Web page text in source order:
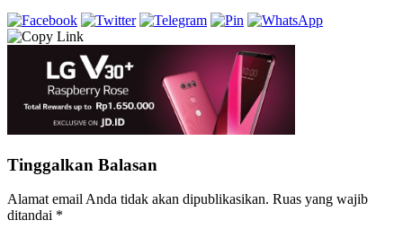
Tinggalkan Balasan
Alamat email Anda tidak akan dipublikasikan. Ruas yang wajib
ditandai *